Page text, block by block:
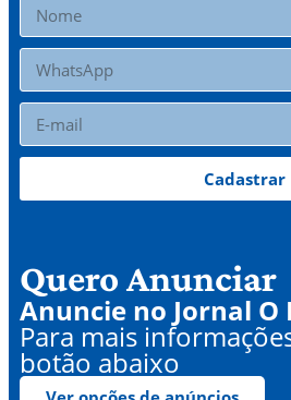
Cadastrar
Quero Anunciar
Anuncie no Jornal O
Para mais
botão abaixo